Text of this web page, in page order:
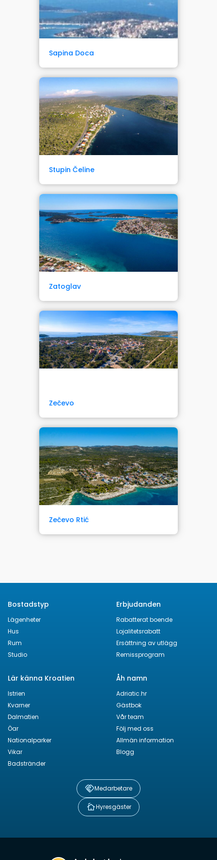
Sapina Doca
Stupin Čeline
Zatoglav
Zečevo
Zečevo Rtić
Bostadstyp
Lägenheter
Hus
Rum
Studio
Erbjudanden
Rabatterat boende
Lojalitetsrabatt
Ersättning av utlägg
Remissprogram
Lär känna Kroatien
Istrien
Kvarner
Dalmatien
Öar
Nationalparker
Vikar
Badstränder
Åh namn
Adriatic.hr
Gästbok
Vår team
Följ med oss
Allmän information
Blogg
Medarbetare
Hyresgäster